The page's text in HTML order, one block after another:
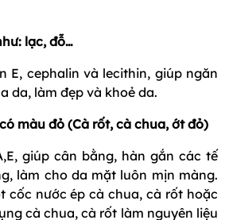
lạc, đỗ…
E, cephalin và lecithin, giúp ngăn
da, làm đẹp và khoẻ da.
màu đỏ (Cà rốt, cà chua, ớt đỏ)
giúp cân bằng, hàn gắn các tế
làm cho da mặt luôn mịn màng.
cốc nước ép cà chua, cà rốt hoặc
cà chua, cà rốt làm nguyên liệu